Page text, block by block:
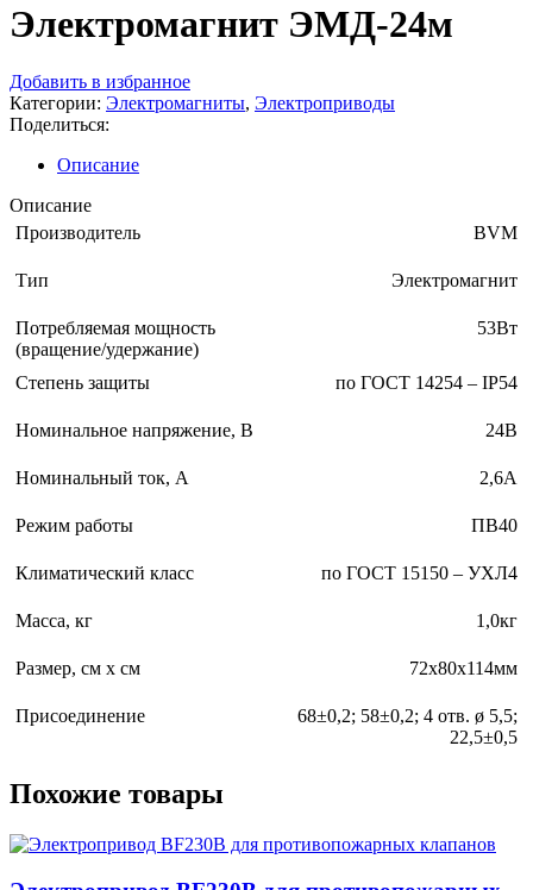
Электромагнит ЭМД-24м
Добавить в избранное
Категории: Электромагниты, Электроприводы
Поделиться:
Описание
Описание
Производитель
BVM
Тип Электромагнит
Потребляемая мощность
(вращение/удержание)
53Вт
Степень защиты по ГОСТ 14254 – IP54
Номинальное напряжение, В 24В
Номинальный ток, А 2,6А
Режим работы ПВ40
Климатический класс по ГОСТ 15150 – УХЛ4
Масса, кг 1,0кг
Размер, см х см 72х80х114мм
Присоединение
68±0,2; 58±0,2; 4 отв. ø 5,5;
22,5±0,5
Похожие товары